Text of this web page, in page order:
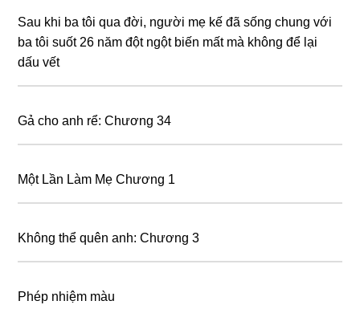
Sau khi ba tôi qua đời, người mẹ kế đã sống chung với
ba tôi suốt 26 năm đột ngột biến mất mà không để lại
dấu vết
Gả cho anh rể: Chương 34
Một Lần Làm Mẹ Chương 1
Không thể quên anh: Chương 3
Phép nhiệm màu